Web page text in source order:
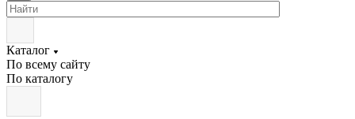
Каталог
По всему сайту
По каталогу